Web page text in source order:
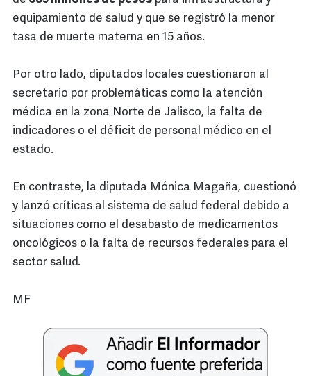
equipamiento de salud y que se registró la menor
tasa de muerte materna en 15 años.
Por otro lado, diputados locales cuestionaron al
secretario por problemáticas como la atención
médica en la zona Norte de Jalisco, la falta de
indicadores o el déficit de personal médico en el
estado.
En contraste, la diputada Mónica Magaña, cuestionó
y lanzó críticas al sistema de salud federal debido a
situaciones como el desabasto de medicamentos
oncológicos o la falta de recursos federales para el
sector salud.
MF